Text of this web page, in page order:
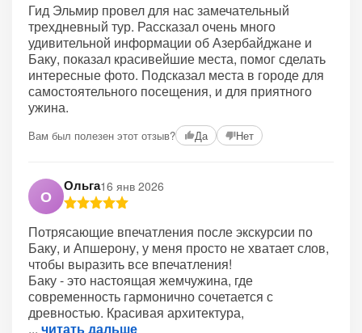
Гид Эльмир провел для нас замечательный
трехдневный тур. Рассказал очень много
удивительной информации об Азербайджане и
Баку, показал красивейшие места, помог сделать
интересные фото. Подсказал места в городе для
самостоятельного посещения, и для приятного
ужина.
Вам был полезен этот отзыв? Да Нет
О
Ольга16 янв 2026
Потрясающие впечатления после экскурсии по
Баку, и Апшерону, у меня просто не хватает слов,
чтобы выразить все впечатления!
Баку - это настоящая жемчужина, где
современность гармонично сочетается с
древностью. Красивая архитектура,
читать дальше